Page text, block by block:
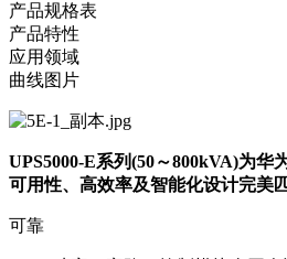
产品规格表
产品特性
应用领域
曲线图片
UPS5000-E系列(50～800kVA)为
可用性、高效率及智能化设计完美
可靠